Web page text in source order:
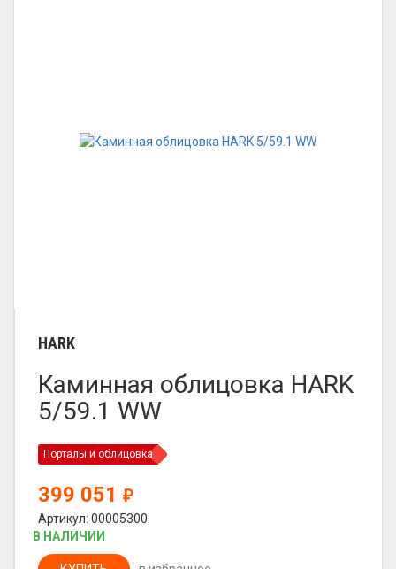
HARK
Каминная облицовка HARK
5/59.1 WW
Порталы и облицовка
399 051 ₽
Артикул: 00005300
В НАЛИЧИИ